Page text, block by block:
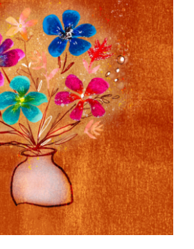
Flower 花
Graphic Create圖文創作